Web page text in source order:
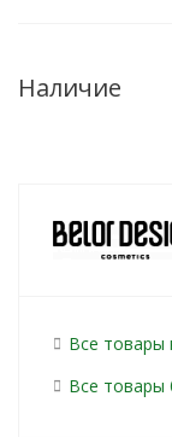
Наличие
Все товары
Все товары